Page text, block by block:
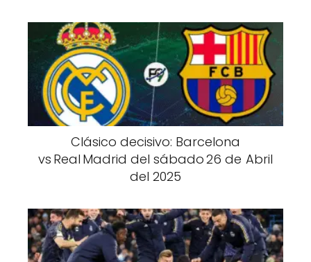
Clásico decisivo: Barcelona
vs Real Madrid del sábado 26 de Abril
del 2025